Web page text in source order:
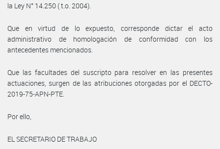
la Ley N° 14.250 ( t.o. 2004).
Que en virtud de lo expuesto, corresponde dictar el acto
administrativo de homologación de conformidad con los
antecedentes mencionados.
Que las facultades del suscripto para resolver en las presentes
actuaciones, surgen de las atribuciones otorgadas por el DECTO-
2019-75-APN-PTE.
Por ello,
EL SECRETARIO DE TRABAJO